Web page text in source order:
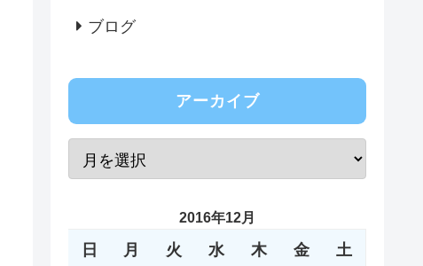
ブログ
アーカイブ
2016年12月
日 月 火 水 木 金 土